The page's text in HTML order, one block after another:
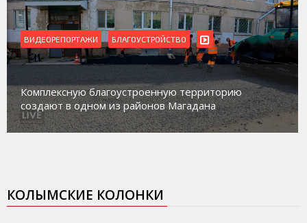
ВИДЕОРЕПОРТАЖИ БЛАГОУСТРОЙСТВО
Комплексную благоустроенную территорию
создают в одном из районов Магадана
КОЛЫМСКИЕ КОЛОНКИ